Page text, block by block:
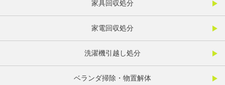
家具回収処分
家電回収処分
洗濯機引越し処分
ベランダ掃除・物置解体